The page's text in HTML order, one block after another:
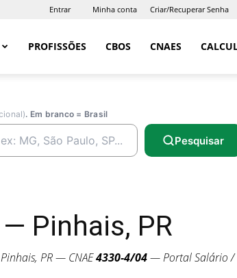
Entrar Minha conta Criar/Recuperar Senha
PROFISSÕES CBOS CNAES
. Em branco = Brasil
Pesquisar
Pinhais, PR
PR — CNAE4330-4/04— Portal Salário /